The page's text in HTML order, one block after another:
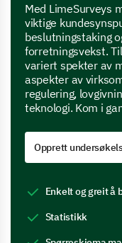
Med LimeSurveys
viktige
beslutningstaking
forretningsvekst.
variert spekter av
aspekter av
regulering,
teknologi. Kom i
Opprett
Enkelt og greit å
Statistikk